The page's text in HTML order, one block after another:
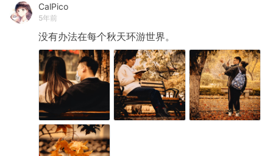
CalPico
5年前
没有办法在每个秋天环游世界。